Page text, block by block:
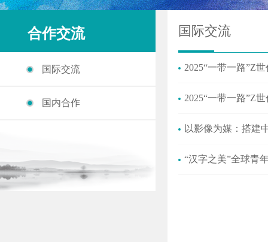
合作交流
国际交流
国内合作
国际交流
2025“一带一路”Z
2025“一带一路”Z
以影像为媒：搭建
“汉字之美”全球青